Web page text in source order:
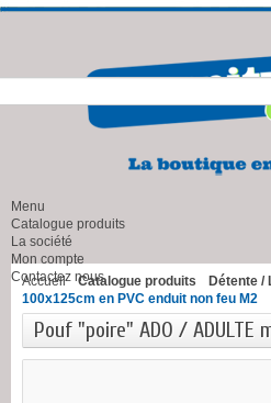
Menu
Catalogue produits
La société
Mon compte
Contactez nous
Accueil Catalogue produits Détente /
100x125cm en PVC enduit non feu M2
Pouf "poire" ADO / ADULTE